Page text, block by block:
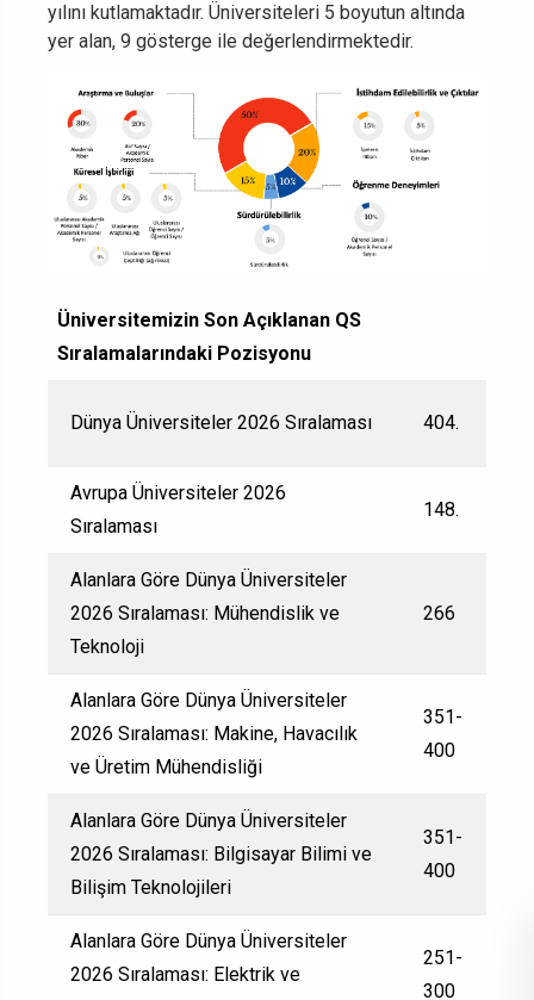
yılını kutlamaktadır. Üniversiteleri 5 boyutun altında
yer alan, 9 gösterge ile değerlendirmektedir.
Üniversitemizin Son Açıklanan QS
Sıralamalarındaki Pozisyonu
Dünya Üniversiteler 2026 Sıralaması 404.
Avrupa Üniversiteler 2026
Sıralaması
148.
Alanlara Göre Dünya Üniversiteler
2026 Sıralaması: Mühendislik ve
Teknoloji
266
Alanlara Göre Dünya Üniversiteler
2026 Sıralaması: Makine, Havacılık
ve Üretim Mühendisliği
351-
400
Alanlara Göre Dünya Üniversiteler
2026 Sıralaması: Bilgisayar Bilimi ve
Bilişim Teknolojileri
351-
400
Alanlara Göre Dünya Üniversiteler
2026 Sıralaması: Elektrik ve
251-
300